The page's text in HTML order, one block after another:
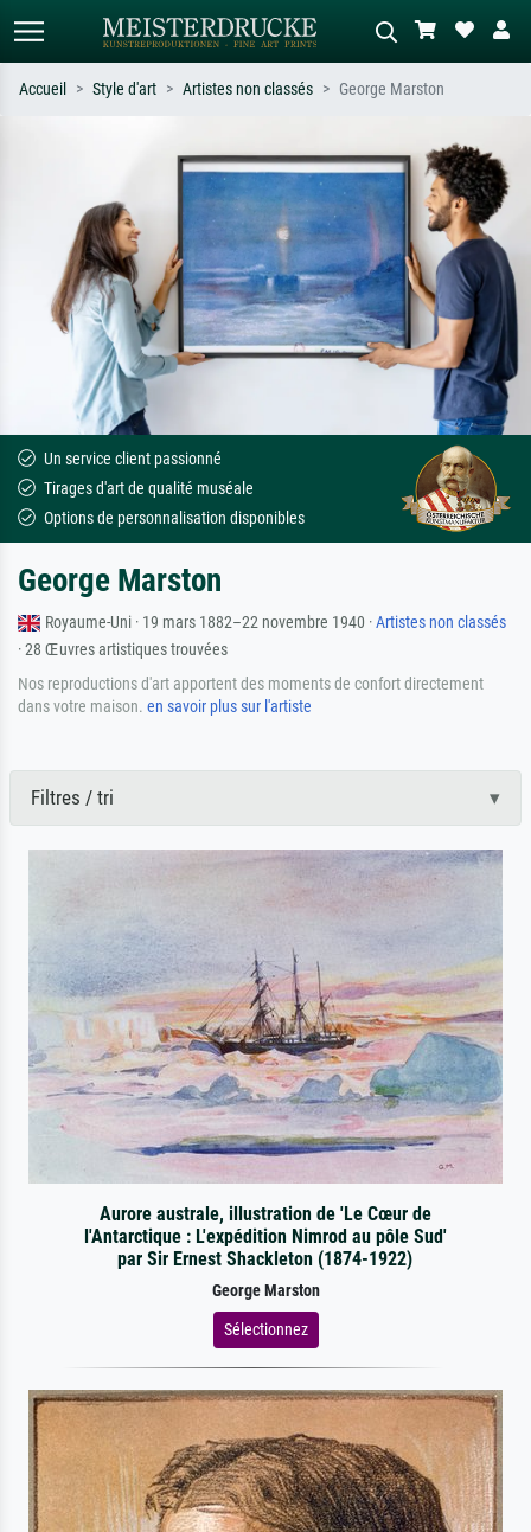
Recherchez par artiste, titre ou style –
ex. Monet, Nuit étoilée,
impressionnisme, vague de Hokusai,
nu.
Décrivez la scène – ex. prairie verte,
abstrait avec beaucoup de rouge,
tableau sombre, nu debout près d'un
Accueil Style d'art Artistes non classés George Marston
Un service client passionné
Tirages d'art de qualité muséale
Options de personnalisation disponibles
George Marston
Royaume-Uni · 19 mars 1882–22 novembre 1940 ·Artistes non classés
· 28 Œuvres artistiques trouvées
Nos reproductions d'art apportent des moments de confort directement
dans votre maison. en savoir plus sur l'artiste
Filtres / tri
Aurore australe, illustration de 'Le Cœur de
l'Antarctique : L'expédition Nimrod au pôle Sud'
par Sir Ernest Shackleton (1874-1922)
George Marston
Sélectionnez